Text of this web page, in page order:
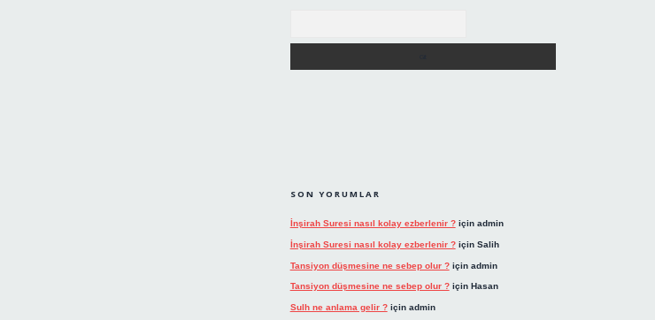
SON YORUMLAR
İnşirah Suresi nasıl kolay ezberlenir ?için admin
İnşirah Suresi nasıl kolay ezberlenir ?için Salih
Tansiyon düşmesine ne sebep olur ?için admin
Tansiyon düşmesine ne sebep olur ?için Hasan
Sulh ne anlama gelir ?için admin